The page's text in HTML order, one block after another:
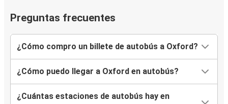
Preguntas frecuentes
¿Cómo compro un billete de autobús a Oxford?
¿Cómo puedo llegar a Oxford en autobús?
¿Cuántas estaciones de autobús hay en